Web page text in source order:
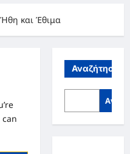
Ήθη και Έθιμα
Αναζήτηση